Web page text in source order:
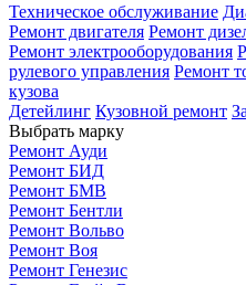
Техническое обслуживание
Ремонт двигателя Ремонт
Ремонт электрооборудования
рулевого управления Ремонт
кузова
Детейлинг Кузовной ремонт
Выбрать марку
Ремонт Ауди
Ремонт БИД
Ремонт БМВ
Ремонт Бентли
Ремонт Вольво
Ремонт Воя
Ремонт Генезис